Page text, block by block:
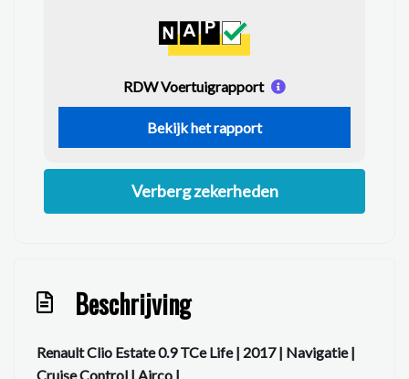
RDW Voertuigrapport
Bekijk het rapport
Verberg zekerheden
Beschrijving
Renault Clio Estate 0.9 TCe Life | 2017 | Navigatie |
Cruise Control | Airco |